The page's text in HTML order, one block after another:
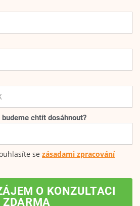
chtít dosáhnout?
se zásadami zpracování
O KONZULTACI
ZDARMA